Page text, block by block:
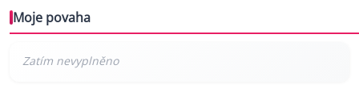
Moje povaha